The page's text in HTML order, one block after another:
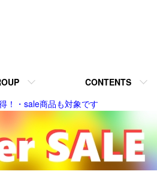
CONTENTS
！・sale商品も対象です